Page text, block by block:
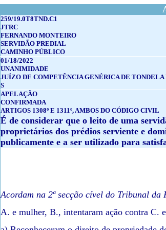
259/19.0T8TND.C1
JTRC
FERNANDO MONTEIRO
SERVIDÃO PREDIAL
CAMINHO PÚBLICO
01/18/2022
UNANIMIDADE
JUÍZO DE COMPETÊNCIA GENÉRICA DE
S
APELAÇÃO
CONFIRMADA
ARTIGOS 1308º E 1311º, AMBOS DO CÓDIGO CIVIL
É de considerar que o leito de uma
proprietários dos prédios serviente e
publicamente e a ser utilizado para
Acordam na 2ª secção cível do Tribunal da
A. e mulher, B., intentaram ação contra C.